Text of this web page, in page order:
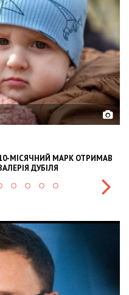
10-МІСЯЧНИЙ МАРК ОТРИМАВ
ДУБІЛЯ